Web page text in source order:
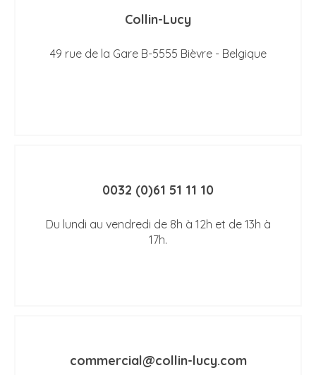
Collin-Lucy
49 rue de la Gare B-5555 Bièvre - Belgique
0032 (0)61 51 11 10
Du lundi au vendredi de 8h à 12h et de 13h à
17h.
commercial@collin-lucy.com